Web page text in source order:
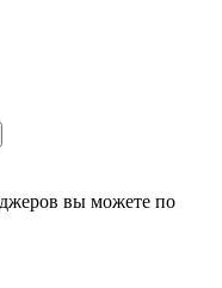
вы можете по